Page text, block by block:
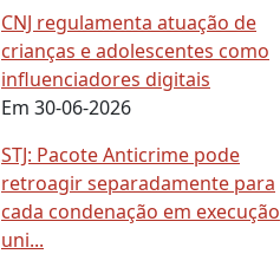
CNJ regulamenta atuação de
crianças e adolescentes como
influenciadores digitais
Em 30-06-2026
STJ: Pacote Anticrime pode
retroagir separadamente para
cada condenação em execução
uni...